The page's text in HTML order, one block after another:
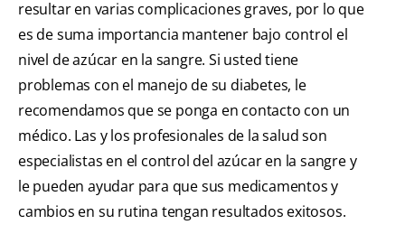
resultar en varias complicaciones graves, por lo que
es de suma importancia mantener bajo control el
nivel de azúcar en la sangre. Si usted tiene
problemas con el manejo de su diabetes, le
recomendamos que se ponga en contacto con un
médico. Las y los profesionales de la salud son
especialistas en el control del azúcar en la sangre y
le pueden ayudar para que sus medicamentos y
cambios en su rutina tengan resultados exitosos.